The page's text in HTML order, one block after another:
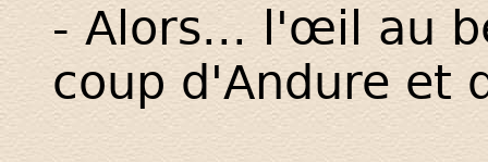
- Alors... l'œil au
coup d'Andure et